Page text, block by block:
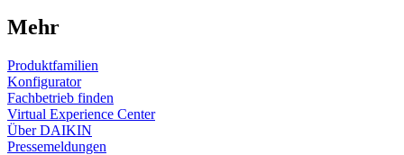
Mehr
Produktfamilien
Konfigurator
Fachbetrieb finden
Virtual Experience Center
Über DAIKIN
Pressemeldungen